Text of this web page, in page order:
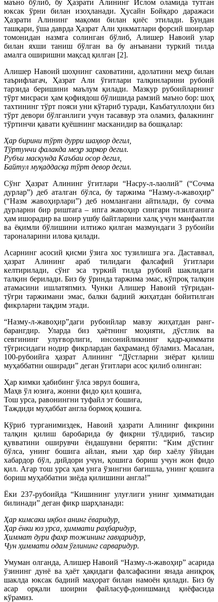
маъно бўлиб, бу Ҳазрати Алининг Ислом оламида тутган
юксак ўрни билан изоҳланади. Ҳусайн Бойқаро даражаси
Ҳазрати Алининг мақоми билан қиёс этилади. Бундан
ташқари, ўша даврда Ҳазрат Али ҳикматлари форсий шоирлар
томонидан назмга солинган бўлиб, Алишер Навоий улар
билан яхши таниш бўлган ва бу анъанани туркий тилда
амалга оширишни мақсад қилган [2].
Алишер Навоий шоҳнинг саховатини, адолатини меҳр билан
таърифлагач, Ҳазрат Али ўгитлари талқинларини рубоий
тарзида беришини маълум қилади. Мазкур рубоийларнинг
тўрт мисраси ҳам қофиядош бўлишида рамзий маъно бор: шоҳ
тахтининг тўрт пояси уни кўтариб туради, Каъбатуллоҳни биз
тўрт девори бўлганлиги учун тасаввур эта оламиз, фалакнинг
тўртинчи қавати қуёшнинг масканидир ва бошқалар:
Ҳар бирини тўрт дурри шаҳвор дегил,
Тўртунчи фалакда меҳр заркор дегил.
Рубъи маскунда Каъбаи осор дегил,
Байтул муқаддасқа тўрт девор дегил.
Сўнг Ҳазрат Алининг ўгитлари “Насру-л-лаолий” (“Сочма
дурлар”) деб аталган бўлса, бу таржима “Назму-л-жавоҳир”
(“Назм жавоҳирлари”) деб номлангани айтилади, бу сочма
дурларни бир риштага – ипга жавоҳир сингари тизилганига
ҳам ишорадир ва шоир ушбу байтларини халқ учун манфаатли
ва ёқимли бўлишини илтижо қилган мазмундаги 3 рубоийи
тароналарини илова қилади.
Асарнинг асосий қисми ўзига хос тузилишга эга. Даставвал,
ҳазрат Алининг араб тилидаги фалсафий ўгитлари
келтирилади, сўнг эса туркий тилда рубоий шаклидаги
талқин берилади. Биз бу ўринда таржима эмас, кўпроқ талқин
атамасини ишлатяпмиз. Чунки Алишер Навоий тўғридан-
тўғри таржимани эмас, балки бадиий жиҳатдан бойитилган
фикрларни тақдим этади.
“Назму-л-жавоҳир”даги рубоийлар мавзу жиҳатдан ранг-
барангдир. Уларда биз ҳаётнинг моҳияти, дўстлик ва
севгининг улуғворлиги, инсонийликнинг қадр-қиммати
тўғрисидаги нодир фикрлардан баҳраманд бўламиз. Масалан,
100-рубоийга ҳазрат Алининг “Дўстларни зиёрат қилиш
муҳаббатни оширади” деган ўгитлари асос қилиб олинган:
Ҳар кимки ҳабибинг ўлса эврул бошиға,
Маҳв ўл юзиға, жонни фидо қил қошиға,
Тош урса, равонингни туфайл эт бошиға,
Таждиди муҳаббат англа бормоқ қошиға.
Кўриб турганимиздек, Навоий ҳазрати Алининг фикрини
талқин қилиш баробарида бу фикрни тўлдириб, таъсир
қувватини оширувчи ёндашувни беряпти: “Ким дўстинг
бўлса, унинг бошига айлан, яъни ҳар бир хаёлу ўйидан
хабардор бўл, дийдори учун, қошига бориш учун жон фидо
қил. Агар тош урса ҳам унга ўзингни бағишла, унинг қошига
бориш муҳаббатни зиёда қилишини англа!”
Ёки 237-рубоийда “Кишининг улуғлиги унинг ҳимматидан
билинади” деган фикр шарҳланади:
Ҳар кимсаки иқбол анинг ёваридур,
Ҳар ёнки юз урса, ҳиммати раҳбаридур,
Ҳиммат дури фахр тожининг гавҳаридур,
Чун ҳиммати одам ўғлининг сарваридур.
Умуман олганда, Алишер Навоий “Назму-л-жавоҳир” асарида
ўзининг дунё ва ҳаёт ҳақидаги фалсафасини янада аниқроқ
шаклда юксак бадиий маҳорат билан намоён қилади. Биз бу
асар орқали шоирни файласуф-донишманд қиёфасида
кўрамиз.